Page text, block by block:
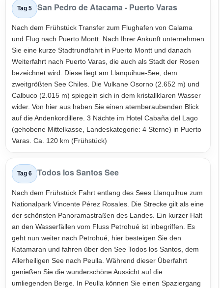
Tag 5 San Pedro de Atacama - Puerto Varas
Nach dem Frühstück Transfer zum Flughafen von Calama
und Flug nach Puerto Montt. Nach Ihrer Ankunft unternehmen
Sie eine kurze Stadtrundfahrt in Puerto Montt und danach
Weiterfahrt nach Puerto Varas, die auch als Stadt der Rosen
bezeichnet wird. Diese liegt am Llanquihue-See, dem
zweitgrößten See Chiles. Die Vulkane Osorno (2.652 m) und
Calbuco (2.015 m) spiegeln sich in dem kristallklaren Wasser
wider. Von hier aus haben Sie einen atemberaubenden Blick
auf die Andenkordillere. 3 Nächte im Hotel Cabaña del Lago
(gehobene Mittelkasse, Landeskategorie: 4 Sterne) in Puerto
Varas. Ca. 120 km (Frühstück)
Tag 6 Todos los Santos See
Nach dem Frühstück Fahrt entlang des Sees Llanquihue zum
Nationalpark Vincente Pérez Rosales. Die Strecke gilt als eine
der schönsten Panoramastraßen des Landes. Ein kurzer Halt
an den Wasserfällen vom Fluss Petrohué ist inbegriffen. Es
geht nun weiter nach Petrohué, hier besteigen Sie den
Katamaran und fahren über den See Todos los Santos, dem
Allerheiligen See nach Peulla. Während dieser Überfahrt
genießen Sie die wunderschöne Aussicht auf die
umliegenden Berge. In Peulla können Sie einen Spaziergang